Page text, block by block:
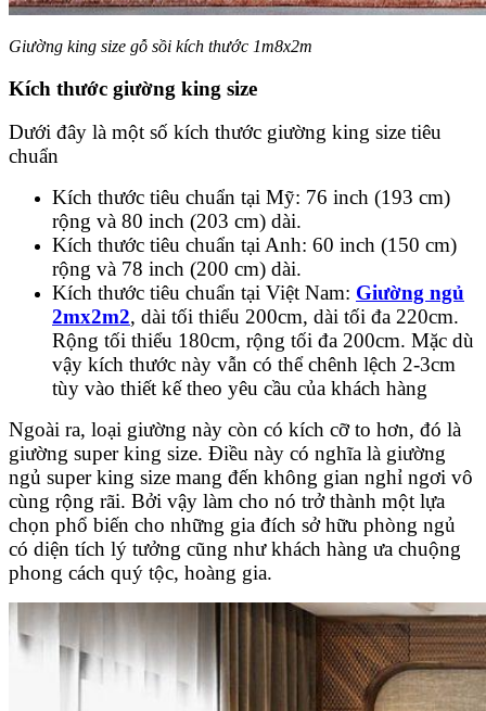
Giường king size gỗ sồi kích thước 1m8x2m
Kích thước giường king size
Dưới đây là một số kích thước giường king size tiêu
chuẩn
Kích thước tiêu chuẩn tại Mỹ: 76 inch (193 cm)
rộng và 80 inch (203 cm) dài.
Kích thước tiêu chuẩn tại Anh: 60 inch (150 cm)
rộng và 78 inch (200 cm) dài.
Kích thước tiêu chuẩn tại Việt Nam: Giường ngủ
2mx2m2, dài tối thiểu 200cm, dài tối đa 220cm.
Rộng tối thiểu 180cm, rộng tối đa 200cm. Mặc dù
vậy kích thước này vẫn có thể chênh lệch 2-3cm
tùy vào thiết kế theo yêu cầu của khách hàng
Ngoài ra, loại giường này còn có kích cỡ to hơn, đó là
giường super king size. Điều này có nghĩa là giường
ngủ super king size mang đến không gian nghỉ ngơi vô
cùng rộng rãi. Bởi vậy làm cho nó trở thành một lựa
chọn phổ biến cho những gia đích sở hữu phòng ngủ
có diện tích lý tưởng cũng như khách hàng ưa chuộng
phong cách quý tộc, hoàng gia.